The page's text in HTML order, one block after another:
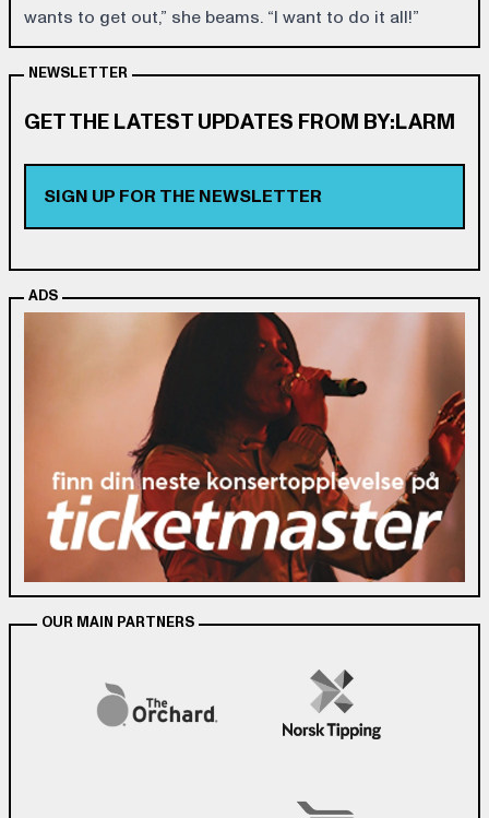
wants to get out,” she beams. “I want to do it all!”
NEWSLETTER
GET THE LATEST UPDATES FROM BY:LARM
SIGN UP FOR THE NEWSLETTER
ADS
OUR MAIN PARTNERS